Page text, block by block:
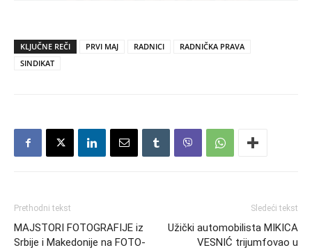
KLJUČNE REČI PRVI MAJ RADNICI
RADNIČKA PRAVA
SINDIKAT
Prethodni tekst
MAJSTORI FOTOGRAFIJE iz
Srbije i Makedonije na FOTO-
Sledeći tekst
Užički automobilista MIKICA
VESNIĆ trijumfovao u